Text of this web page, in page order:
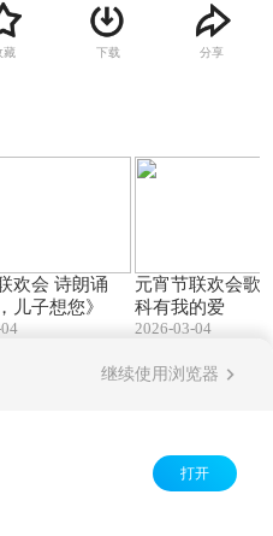
藏 下载 分享
欢会 诗朗诵
儿子想您》
元宵节联欢会歌
科有我的爱
2026-03-04
继续使用浏览器
打开